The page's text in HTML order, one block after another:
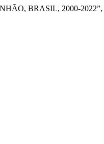
BRASIL, 2000-2022”,